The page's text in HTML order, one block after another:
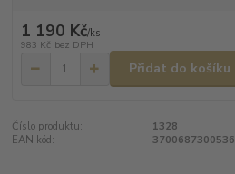
1 190 Kč/ks
983 Kč bez DPH
Přidat do košíku
Číslo produktu:
1328
EAN kód:
3700687300536